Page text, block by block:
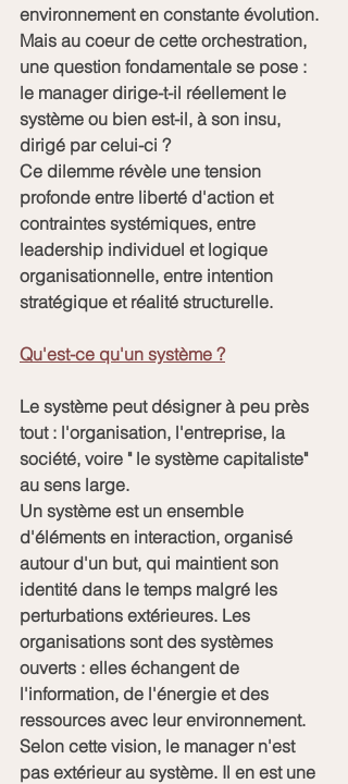
environnement en constante évolution.
Mais au coeur de cette orchestration,
une question fondamentale se pose :
le manager dirige-t-il réellement le
système ou bien est-il, à son insu,
dirigé par celui-ci ?
Ce dilemme révèle une tension
profonde entre liberté d'action et
contraintes systémiques, entre
leadership individuel et logique
organisationnelle, entre intention
stratégique et réalité structurelle.
Qu'est-ce qu'un système ?
Le système peut désigner à peu près
tout : l'organisation, l'entreprise, la
société, voire " le système capitaliste"
au sens large.
Un système est un ensemble
d'éléments en interaction, organisé
autour d'un but, qui maintient son
identité dans le temps malgré les
perturbations extérieures. Les
organisations sont des systèmes
ouverts : elles échangent de
l'information, de l'énergie et des
ressources avec leur environnement.
Selon cette vision, le manager n'est
pas extérieur au système. Il en est une